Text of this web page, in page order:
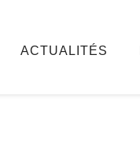
ACTUALITÉS